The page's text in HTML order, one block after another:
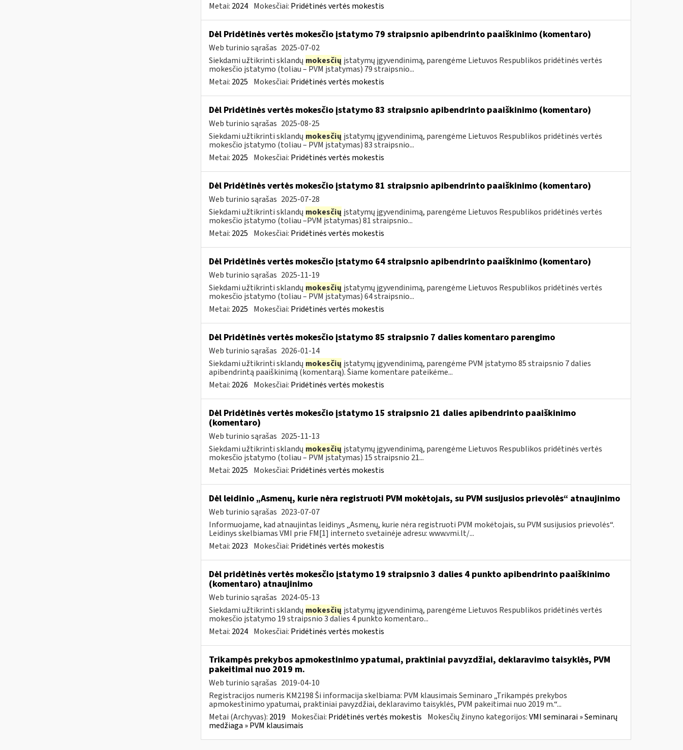
Metai: 2024 Mokesčiai: Pridėtinės vertės mokestis
Dėl Pridėtinės vertės mokesčio įstatymo 79 straipsnio apibendrinto paaiškinimo (komentaro)
Web turinio sąrašas 2025-07-02
Siekdami užtikrinti sklandų mokesčių įstatymų įgyvendinimą, parengėme Lietuvos Respublikos pridėtinės vertės
mokesčio įstatymo (toliau – PVM įstatymas) 79 straipsnio...
Metai: 2025 Mokesčiai: Pridėtinės vertės mokestis
Dėl Pridėtinės vertės mokesčio įstatymo 83 straipsnio apibendrinto paaiškinimo (komentaro)
Web turinio sąrašas 2025-08-25
Siekdami užtikrinti sklandų mokesčių įstatymų įgyvendinimą, parengėme Lietuvos Respublikos pridėtinės vertės
mokesčio įstatymo (toliau – PVM įstatymas) 83 straipsnio...
Metai: 2025 Mokesčiai: Pridėtinės vertės mokestis
Dėl Pridėtinės vertės mokesčio įstatymo 81 straipsnio apibendrinto paaiškinimo (komentaro)
Web turinio sąrašas 2025-07-28
Siekdami užtikrinti sklandų mokesčių įstatymų įgyvendinimą, parengėme Lietuvos Respublikos pridėtinės vertės
mokesčio įstatymo (toliau –PVM įstatymas) 81 straipsnio...
Metai: 2025 Mokesčiai: Pridėtinės vertės mokestis
Dėl Pridėtinės vertės mokesčio įstatymo 64 straipsnio apibendrinto paaiškinimo (komentaro)
Web turinio sąrašas 2025-11-19
Siekdami užtikrinti sklandų mokesčių įstatymų įgyvendinimą, parengėme Lietuvos Respublikos pridėtinės vertės
mokesčio įstatymo (toliau – PVM įstatymas) 64 straipsnio...
Metai: 2025 Mokesčiai: Pridėtinės vertės mokestis
Dėl Pridėtinės vertės mokesčio įstatymo 85 straipsnio 7 dalies komentaro parengimo
Web turinio sąrašas 2026-01-14
Siekdami užtikrinti sklandų mokesčių įstatymų įgyvendinimą, parengėme PVM įstatymo 85 straipsnio 7 dalies
apibendrintą paaiškinimą (komentarą). Šiame komentare pateikėme...
Metai: 2026 Mokesčiai: Pridėtinės vertės mokestis
Dėl Pridėtinės vertės mokesčio įstatymo 15 straipsnio 21 dalies apibendrinto paaiškinimo
(komentaro)
Web turinio sąrašas 2025-11-13
Siekdami užtikrinti sklandų mokesčių įstatymų įgyvendinimą, parengėme Lietuvos Respublikos pridėtinės vertės
mokesčio įstatymo (toliau – PVM įstatymas) 15 straipsnio 21...
Metai: 2025 Mokesčiai: Pridėtinės vertės mokestis
Dėl leidinio „Asmenų, kurie nėra registruoti PVM mokėtojais, su PVM susijusios prievolės“ atnaujinimo
Web turinio sąrašas 2023-07-07
Informuojame, kad atnaujintas leidinys „Asmenų, kurie nėra registruoti PVM mokėtojais, su PVM susijusios prievolės“.
Leidinys skelbiamas VMI prie FM[1] interneto svetainėje adresu: www.vmi.lt/...
Metai: 2023 Mokesčiai: Pridėtinės vertės mokestis
Dėl pridėtinės vertės mokesčio įstatymo 19 straipsnio 3 dalies 4 punkto apibendrinto paaiškinimo
(komentaro) atnaujinimo
Web turinio sąrašas 2024-05-13
Siekdami užtikrinti sklandų mokesčių įstatymų įgyvendinimą, parengėme Lietuvos Respublikos pridėtinės vertės
mokesčio įstatymo 19 straipsnio 3 dalies 4 punkto komentaro...
Metai: 2024 Mokesčiai: Pridėtinės vertės mokestis
Trikampės prekybos apmokestinimo ypatumai, praktiniai pavyzdžiai, deklaravimo taisyklės, PVM
pakeitimai nuo 2019 m.
Web turinio sąrašas 2019-04-10
Registracijos numeris KM2198 Ši informacija skelbiama: PVM klausimais Seminaro „Trikampės prekybos
apmokestinimo ypatumai, praktiniai pavyzdžiai, deklaravimo taisyklės, PVM pakeitimai nuo 2019 m.“...
Metai (Archyvas): 2019 Mokesčiai: Pridėtinės vertės mokestis Mokesčių žinyno kategorijos:VMI seminarai » Seminarų
medžiaga » PVM klausimais